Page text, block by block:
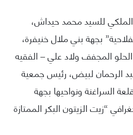
للسيد محمد حيداش،
بجهة بني ملال خنيفرة،
الحلو المجفف ولاد علي – الفقيه
الرحمان لبيض، رئيس جمعية
السراغنة ونواحيها بجهة
“زيت الزيتون البكر الممتازة